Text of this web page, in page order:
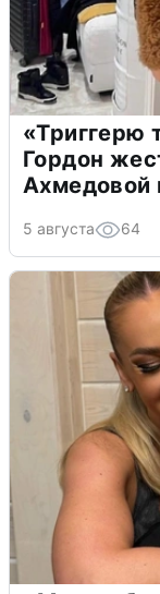
«Триггерю
Гордон
Ахмедовой
5 августа 64